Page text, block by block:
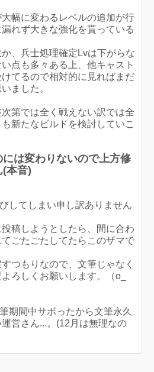
幅に変わるレベルの追加が行
れず大きな強化を貰っている
、兵士処理確定Lvは下がらな
点も多々ある上、他キャスト
てるので相対的に見ればまだ
ました。
第では全く戦えない訳では全
新たなビルドを検討していこ
は変わりないので上方修
(本音)
してしまい申し訳ありません
稿しようとしたら、間に合わ
ごたごたしてたらこのザマで
つもりなので、文筆じゃなく
ろしくお願いします。（o_
期間中サボったから文筆永久
営さん...。(12月は無理なの